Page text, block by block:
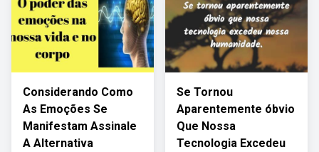
Considerando Como
As Emoções Se
Manifestam Assinale
A Alternativa
Se Tornou
Aparentemente óbvio
Que Nossa
Tecnologia Excedeu